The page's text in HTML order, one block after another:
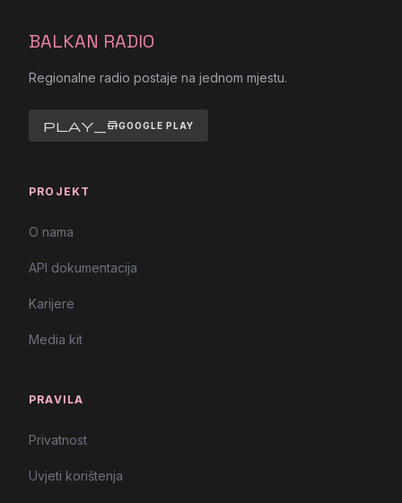
BALKAN RADIO
Regionalne radio postaje na jednom mjestu.
play_storeGOOGLE PLAY
PROJEKT
O nama
API dokumentacija
Karijere
Media kit
PRAVILA
Privatnost
Uvjeti korištenja